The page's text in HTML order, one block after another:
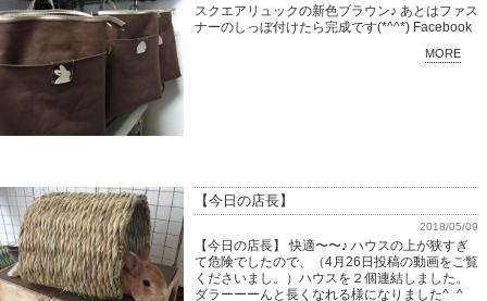
スクエアリュックの新色ブラウン♪ あとはファス
ナーのしっぼ付けたら完成です(*^^*) Facebook
MORE
【今日の店長】
2018/05/09
【今日の店長】 快適〜〜♪ ハウスの上が狭すぎ
て危険でしたので、（4月26日投稿の動画をご覧
くださいまし。）ハウスを２個連結しました。
ダラーーーんと長くなれる様になりました^_^